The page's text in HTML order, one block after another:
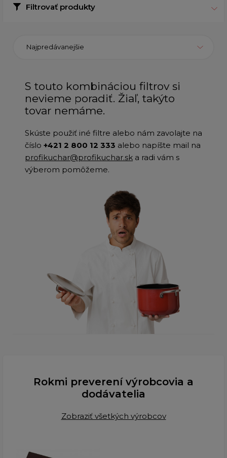
Filtrovať produkty
Najpredávanejšie
S touto kombináciou filtrov si
nevieme poradiť. Žiaľ, takýto
tovar nemáme.
Skúste použiť iné filtre alebo nám zavolajte na
číslo +421 2 800 12 333 alebo napíšte mail na
profikuchar@profikuchar.sk a radi vám s
výberom pomôžeme.
Rokmi preverení výrobcovia a
dodávatelia
Zobraziť všetkých výrobcov